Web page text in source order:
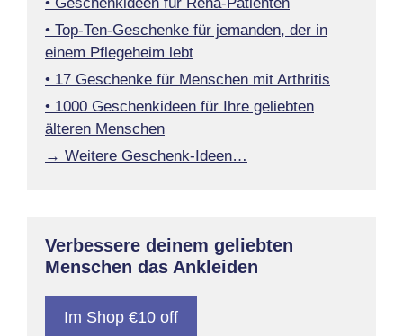
• Top-Ten-Geschenke für jemanden, der in
einem Pflegeheim lebt
• 17 Geschenke für Menschen mit Arthritis
• 1000 Geschenkideen für Ihre geliebten
älteren Menschen
→ Weitere Geschenk-Ideen…
Verbessere deinem geliebten
Menschen das Ankleiden
Im Shop €10 off